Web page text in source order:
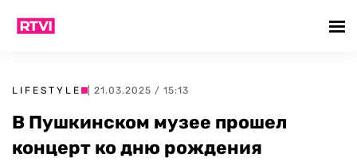
LIFESTYLE | 21.03.2025 / 15:13
В Пушкинском музее прошел
концерт ко дню рождения